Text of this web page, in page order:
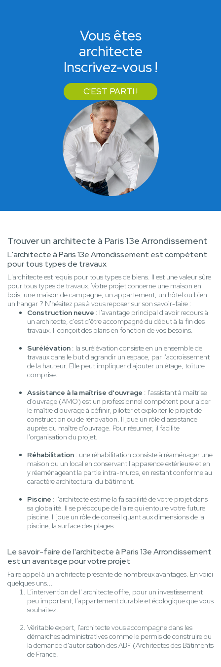
Vous êtes
architecte
Inscrivez-vous !
C'EST PARTI !
Trouver un architecte à Paris 13e Arrondissement
L'architecte à Paris 13e Arrondissement est compétent
pour tous types de travaux
L'architecte est requis pour tous types de biens. Il est une valeur sûre
pour tous types de travaux. Votre projet concerne une maison en
bois, une maison de campagne, un appartement, un hôtel ou bien
un hangar ? N'hésitez pas à vous reposer sur son savoir-faire :
Construction neuve : l'avantage principal d'avoir recours à
un architecte, c'est d'être accompagné du début à la fin des
travaux. Il conçoit des plans en fonction de vos besoins.
Surélévation : la surélévation consiste en un ensemble de
travaux dans le but d'agrandir un espace, par l'accroissement
de la hauteur. Elle peut impliquer d'ajouter un étage, toiture
comprise.
Assistance à la maîtrise d'ouvrage : l'assistant à maîtrise
d'ouvrage (AMO) est un professionnel compétent pour aider
le maître d'ouvrage à définir, piloter et exploiter le projet de
construction ou de rénovation. Il joue un rôle d'assistance
auprès du maître d'ouvrage. Pour résumer, il facilite
l'organisation du projet.
Réhabilitation : une réhabilitation consiste à réaménager une
maison ou un local en conservant l'apparence extérieure et en
y réaménageant la partie intra-muros, en restant conforme au
caractère architectural du bâtiment.
Piscine : l'architecte estime la faisabilité de votre projet dans
sa globalité. Il se préoccupe de l'aire qui entoure votre future
piscine. Il joue un rôle de conseil quant aux dimensions de la
piscine, la surface des plages.
Le savoir-faire de l'architecte à Paris 13e Arrondissement
est un avantage pour votre projet
Faire appel à un architecte présente de nombreux avantages. En voici
quelques uns...
L’intervention de l' architecte offre, pour un investissement
peu important, l'appartement durable et écologique que vous
souhaitez.
Véritable expert, l'architecte vous accompagne dans les
démarches administratives comme le permis de construire ou
la demande d'autorisation des ABF (Architectes des Bâtiments
de France.